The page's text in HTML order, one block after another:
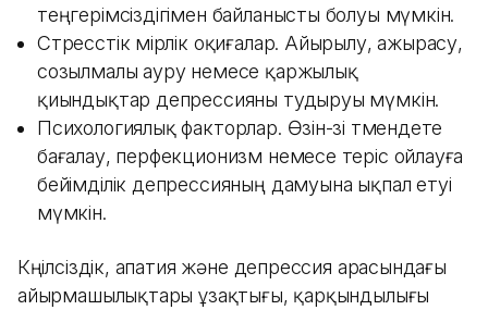
теңгерімсіздігімен байланысты болуы мүмкін.
Стресстік өмірлік оқиғалар. Айырылу, ажырасу,
созылмалы ауру немесе қаржылық
қиындықтар депрессияны тудыруы мүмкін.
Психологиялық факторлар. Өзін-өзі төмендете
бағалау, перфекционизм немесе теріс ойлауға
бейімділік депрессияның дамуына ықпал етуі
мүмкін.
Көңілсіздік, апатия және депрессия арасындағы
айырмашылықтары ұзақтығы, қарқындылығы